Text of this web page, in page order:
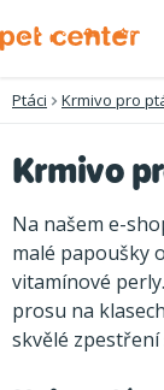
na
Ptáci Krmivo pro
Krmivo
Na našem e-
malé papoušky
vitamínové
prosu na
skvělé zpestření